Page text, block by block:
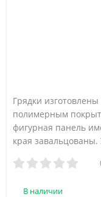
Грядки
полимерным
фигурная панель
края завальцованы.
В наличии